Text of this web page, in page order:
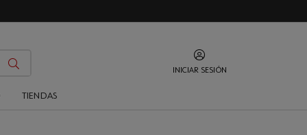
INICIAR SESIÓN
TIENDAS